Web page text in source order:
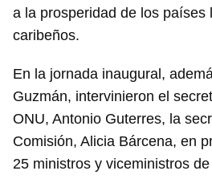
a la prosperidad de los países
caribeños.
En la jornada inaugural,
Guzmán, intervinieron el
ONU, Antonio Guterres, la
Comisión, Alicia Bárcena, en
25 ministros y viceministros